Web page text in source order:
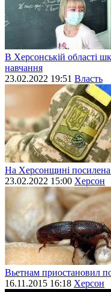
В Херсонській області
навчання
23.02.2022 19:51 Власть
На Херсонщині посилена
23.02.2022 15:00 Херсон
Вьетнам приостановил
16.11.2015 16:18 Херсон